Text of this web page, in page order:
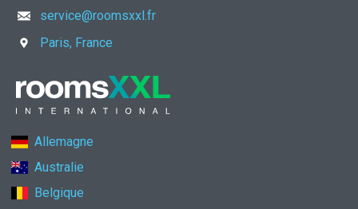
service@roomsxxl.fr
Paris, France
Allemagne
Australie
Belgique